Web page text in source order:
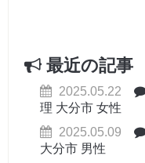
最近の記事
2025.05.22
理 大分市 女性
2025.05.09
大分市 男性